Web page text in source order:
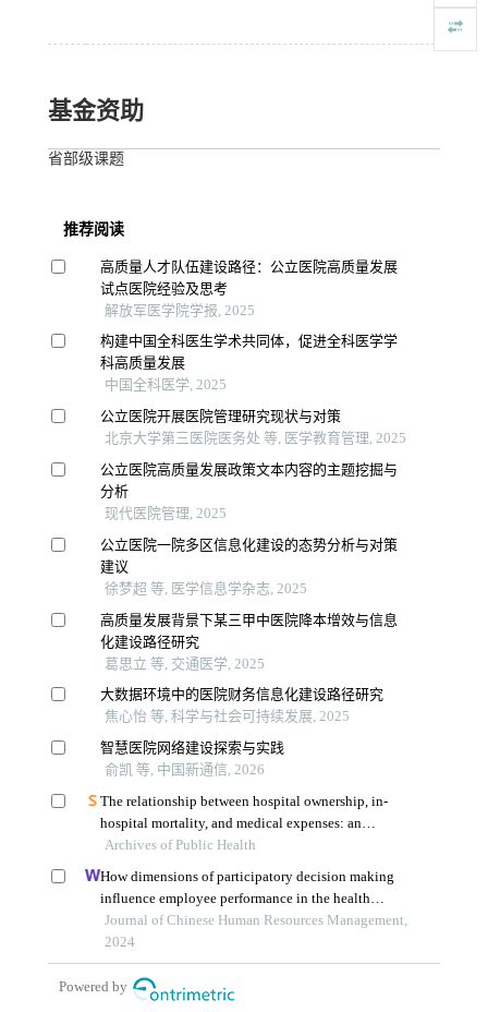
基金资助
省部级课题